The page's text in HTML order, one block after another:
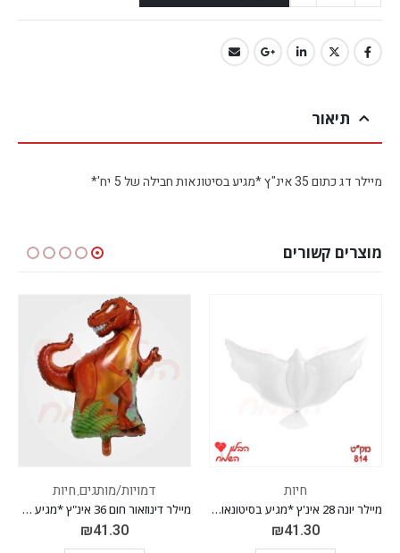
תיאור
מיילר דג כתום 35 אינ"ץ *מגיע בסיטונאות חבילה של 5 יח'*
מוצרים קשורים
חיות
מיילר יונה 28 אינ'ץ *מגיע בסיטונאות חבילה של 5 יח'*
₪41.30
דמויות/מותגים, חיות
מיילר דינוזאור חום 36 אינ"ץ *מגיע בסיטונאות חבילה של 5 יח'*
₪41.30